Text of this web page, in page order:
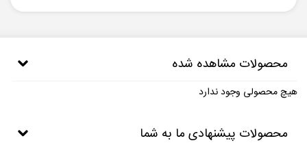
محصولات مشاهده شده
هیچ محصولی وجود ندارد
محصولات پیشنهادی ما به شما